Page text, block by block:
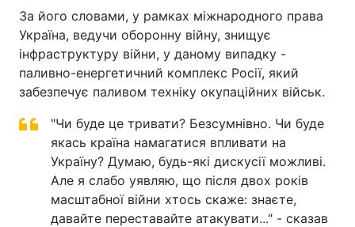
За його словами, у рамках міжнародного права
Україна, ведучи оборонну війну, знищує
інфраструктуру війни, у даному випадку -
паливно-енергетичний комплекс Росії, який
забезпечує паливом техніку окупаційних військ.
"Чи буде це тривати? Безсумнівно. Чи буде
якась країна намагатися впливати на
Україну? Думаю, будь-які дискусії можливі.
Але я слабо уявляю, що після двох років
масштабної війни хтось скаже: знаєте,
давайте переставайте атакувати..." - сказав